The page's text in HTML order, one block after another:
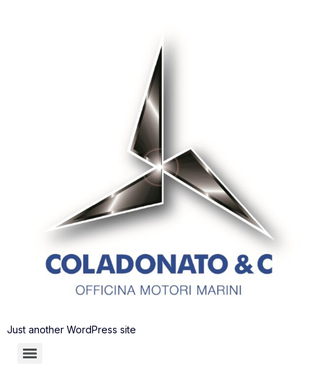
Just another WordPress site